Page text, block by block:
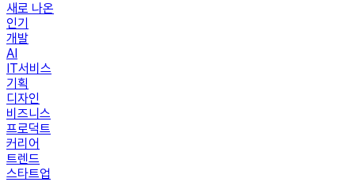
새로 나온
인기
개발
AI
IT서비스
기획
디자인
비즈니스
프로덕트
커리어
트렌드
스타트업